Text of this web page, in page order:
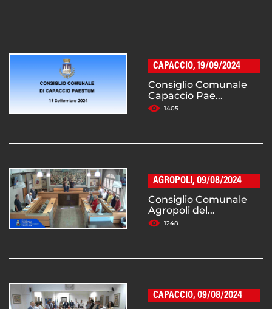
CAPACCIO, 19/09/2024
Consiglio Comunale
Capaccio Pae...
1405
AGROPOLI, 09/08/2024
Consiglio Comunale
Agropoli del...
1248
CAPACCIO, 09/08/2024